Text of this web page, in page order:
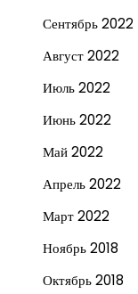
Сентябрь 2022
Август 2022
Июль 2022
Июнь 2022
Май 2022
Апрель 2022
Март 2022
Ноябрь 2018
Октябрь 2018